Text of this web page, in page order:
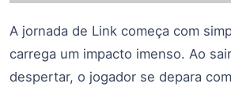
A jornada de Link começa com
carrega um impacto imenso. Ao
despertar, o jogador se depara